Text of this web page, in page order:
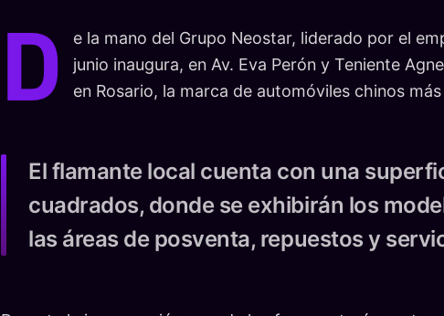
D
e la mano del Grupo Neostar, liderado por el
junio inaugura, en Av. Eva Perón y Teniente
en Rosario, la marca de automóviles chinos
El flamante local cuenta con una
cuadrados, donde se exhibirán los
las áreas de posventa, repuestos y